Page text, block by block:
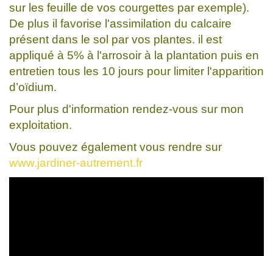
sur les feuille de vos courgettes par exemple).
De plus il favorise l'assimilation du calcaire
présent dans le sol par vos plantes. il est
appliqué à 5% à l'arrosoir à la plantation puis en
entretien tous les 10 jours pour limiter l'apparition
d’oïdium.
Pour plus d'information rendez-vous sur mon
exploitation.
Vous pouvez également vous rendre sur
www.jardiner-autrement.fr